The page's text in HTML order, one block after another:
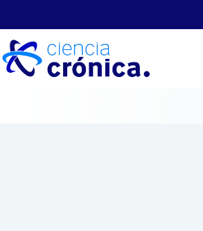
contenido